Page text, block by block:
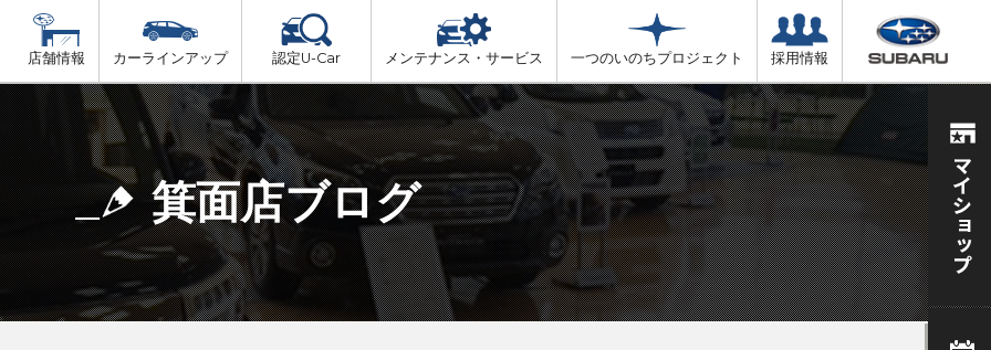
店舗情報
覧 大阪府北部
大阪府市内
大阪府南部
カーラインアップ 認定U-Car メンテナンス・サービス
ス 車検（法定24か月点検）
法定 12ヶ月 点検
6ヶ月ごとの セーフティ チェック
車検 3ヶ月前 無料診断
一つのいのちプロジェクト 採用情報
箕面店ブログ